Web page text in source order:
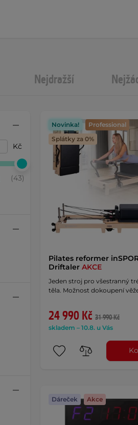
Nejdražší
Kč
(43)
Novinka!
Professional
Splátky za 0%
Pilates reformer
Driftaler AKCE
Jeden stroj pro všestranný
těla. Možnost dokoupení věže
24 990 Kč 31 990 Kč
skladem – 10.8. u Vás
Dáreček Akce